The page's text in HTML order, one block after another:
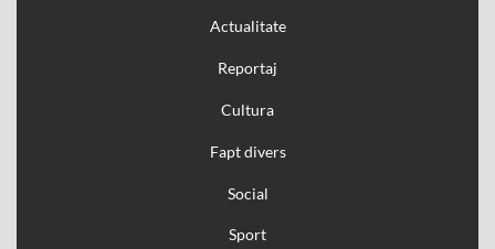
Actualitate
Reportaj
Cultura
Fapt divers
Social
Sport